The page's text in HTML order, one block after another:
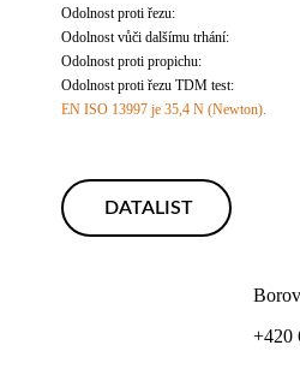
Odolnost proti řezu:
Odolnost vůči dalšímu trhání:
třída
Odolnost proti propichu:
Odolnost proti řezu TDM test:
třída
EN ISO 13997 je 35,4 N (Newton).
DATALIST
+420